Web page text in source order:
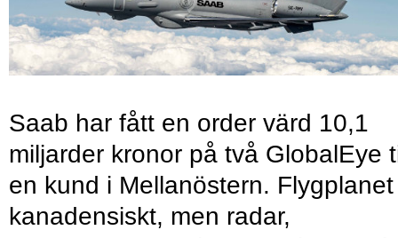
Saab har fått en order värd 10,1
miljarder kronor på två GlobalEye
en kund i Mellanöstern.
kanadensiskt, men radar,